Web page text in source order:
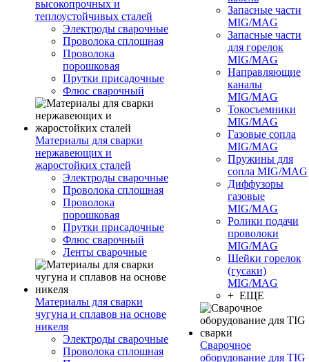
высокопрочных и
теплоустойчивых сталей
Электроды сварочные
Проволока сплошная
Проволока
порошковая
Прутки присадочные
Флюс сварочный
Материалы для сварки
нержавеющих и
жаростойких сталей
Электроды сварочные
Проволока сплошная
Проволока
порошковая
Прутки присадочные
Флюс сварочный
Ленты сварочные
Материалы для сварки
чугуна и сплавов на основе
никеля
Электроды сварочные
Проволока сплошная
Запасные части
MIG/MAG
Запасные части
для горелок
MIG/MAG
Направляющие
каналы
MIG/MAG
Токосъемники
MIG/MAG
Газовые сопла
MIG/MAG
Пружины для
сопла MIG/MAG
Диффузоры
газовые
MIG/MAG
Ролики подачи
проволоки
MIG/MAG
Шейки горелок
(гусаки)
MIG/MAG
+ ЕЩЕ
Сварочное
оборудование для TIG